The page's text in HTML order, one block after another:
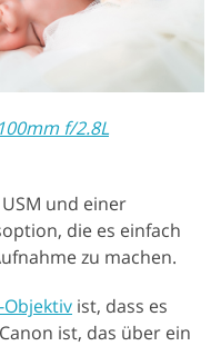
f/2.8L
und einer
die es einfach
zu machen.
Objektiv ist, dass es
ist, das über ein